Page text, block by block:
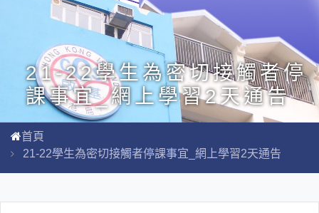
21-22學生為密切接觸者停
課事宜_網上學習2天通告
首頁
21-22學生為密切接觸者停課事宜_網上學習2天通告